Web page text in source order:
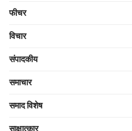
फीचर
विचार
संपादकीय
समाचार
समाद विशेष
साक्षात्‍कार